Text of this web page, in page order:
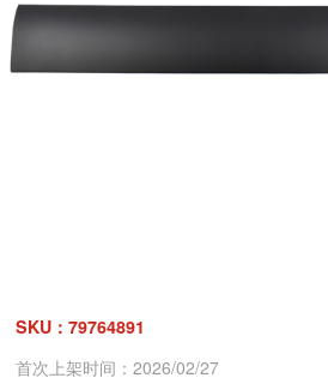
SKU：79764891
首次上架时间：2026/02/27